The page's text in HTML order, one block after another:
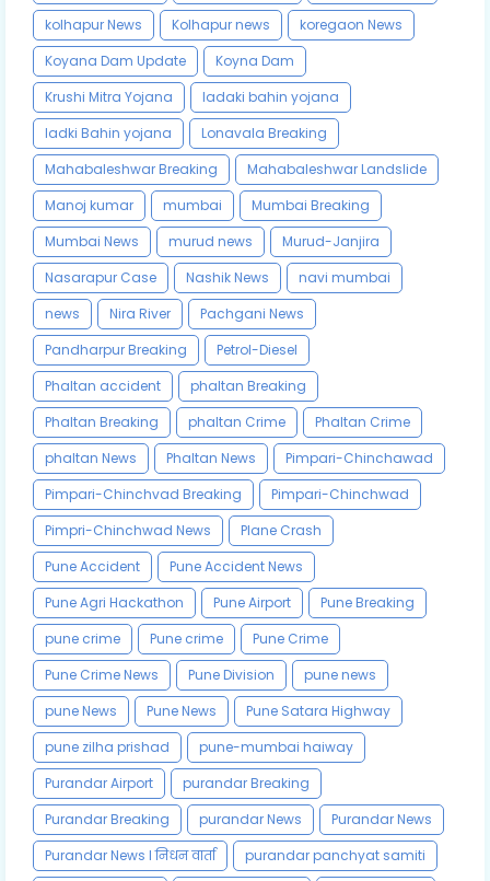
kolhapur News
Kolhapur news
koregaon News
Koyana Dam Update
Koyna Dam
Krushi Mitra Yojana
ladaki bahin yojana
ladki Bahin yojana
Lonavala Breaking
Mahabaleshwar Breaking
Mahabaleshwar Landslide
Manoj kumar
mumbai
Mumbai Breaking
Mumbai News
murud news
Murud-Janjira
Nasarapur Case
Nashik News
navi mumbai
news
Nira River
Pachgani News
Pandharpur Breaking
Petrol-Diesel
Phaltan accident
phaltan Breaking
Phaltan Breaking
phaltan Crime
Phaltan Crime
phaltan News
Phaltan News
Pimpari-Chinchawad
Pimpari-Chinchvad Breaking
Pimpari-Chinchwad
Pimpri-Chinchwad News
Plane Crash
Pune Accident
Pune Accident News
Pune Agri Hackathon
Pune Airport
Pune Breaking
pune crime
Pune crime
Pune Crime
Pune Crime News
Pune Division
pune news
pune News
Pune News
Pune Satara Highway
pune zilha prishad
pune-mumbai haiway
Purandar Airport
purandar Breaking
Purandar Breaking
purandar News
Purandar News
Purandar News l निधन वार्ता
purandar panchyat samiti